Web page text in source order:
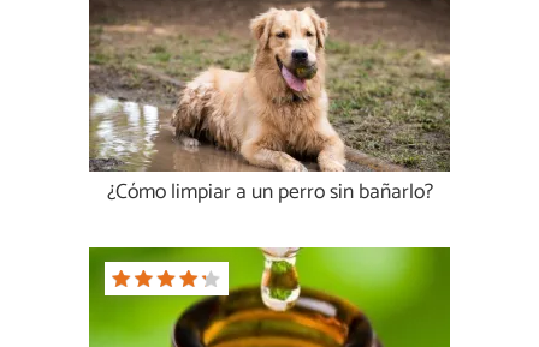
¿Cómo limpiar a un perro sin bañarlo?